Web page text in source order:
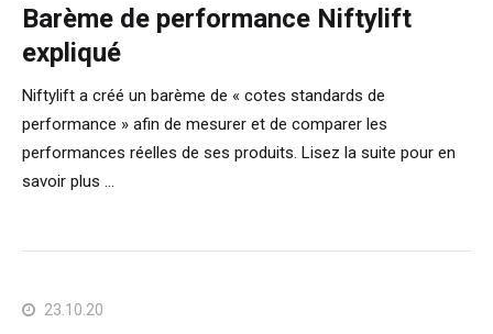
Barème de performance Niftylift
expliqué
Niftylift a créé un barème de « cotes standards de
performance » afin de mesurer et de comparer les
performances réelles de ses produits. Lisez la suite pour en
savoir plus ...
23.10.20